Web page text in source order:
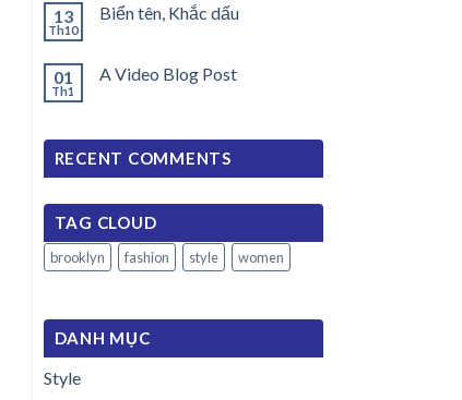
13
Th10
Biển tên, Khắc dấu
01
Th1
A Video Blog Post
RECENT COMMENTS
TAG CLOUD
brooklyn fashion style women
DANH MỤC
Style